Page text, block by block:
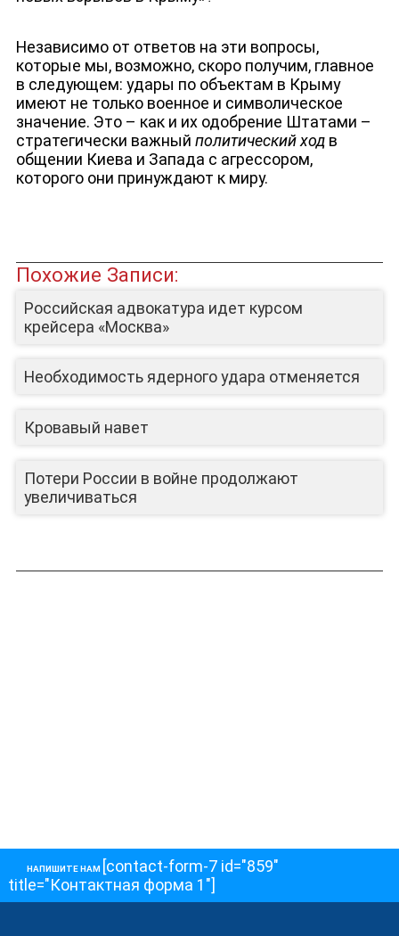
ЛИЦА КАНАЛА
Независимо от ответов на эти вопросы,
которые мы, возможно, скоро получим, главное
в следующем: удары по объектам в Крыму
имеют не только военное и символическое
значение. Это – как и их одобрение Штатами –
стратегически важный политический ходв
общении Киева и Запада с агрессором,
которого они принуждают к миру.
Похожие Записи:
Российская адвокатура идет курсом
крейсера «Москва»
Необходимость ядерного удара отменяется
Кровавый навет
Потери России в войне продолжают
увеличиваться
НАПИШИТЕ НАМ [contact-form-7 id="859"
title="Контактная форма 1"]